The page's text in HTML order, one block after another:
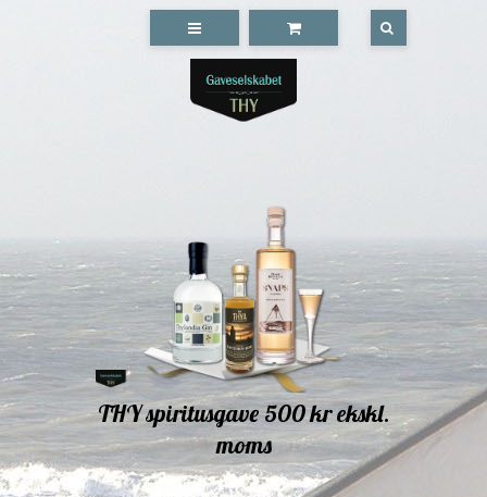
THY spiritusgave 500 kr ekskl.
moms